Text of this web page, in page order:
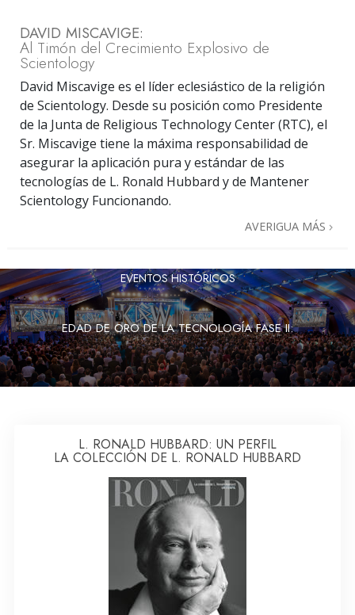
DAVID MISCAVIGE:
Al Timón del Crecimiento Explosivo de
Scientology
David Miscavige es el líder eclesiástico de la religión
de Scientology. Desde su posición como Presidente
de la Junta de Religious Technology Center (RTC), el
Sr. Miscavige tiene la máxima responsabilidad de
asegurar la aplicación pura y estándar de las
tecnologías de L. Ronald Hubbard y de Mantener
Scientology Funcionando.
AVERIGUA MÁS
EVENTOS HISTÓRICOS
EDAD DE ORO DE LA TECNOLOGÍA FASE II:
L. RONALD HUBBARD: UN PERFIL
LA COLECCIÓN DE L. RONALD HUBBARD